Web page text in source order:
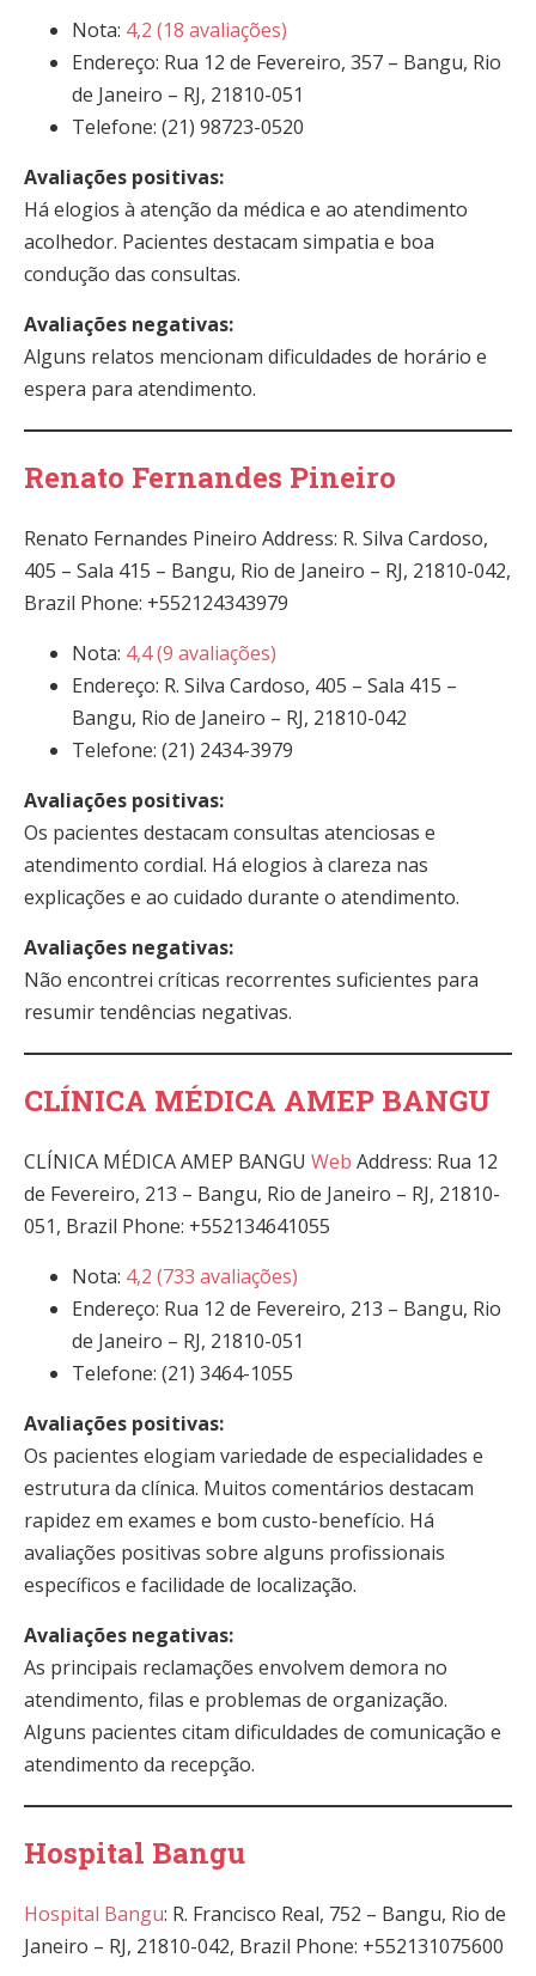
Nota: 4,2 (18 avaliações)
Endereço: Rua 12 de Fevereiro, 357 – Bangu, Rio
de Janeiro – RJ, 21810-051
Telefone: (21) 98723-0520
Avaliações positivas:
Há elogios à atenção da médica e ao atendimento
acolhedor. Pacientes destacam simpatia e boa
condução das consultas.
Avaliações negativas:
Alguns relatos mencionam dificuldades de horário e
espera para atendimento.
Renato Fernandes Pineiro
Renato Fernandes Pineiro Address: R. Silva Cardoso,
405 – Sala 415 – Bangu, Rio de Janeiro – RJ, 21810-042,
Brazil Phone: +552124343979
Nota: 4,4 (9 avaliações)
Endereço: R. Silva Cardoso, 405 – Sala 415 –
Bangu, Rio de Janeiro – RJ, 21810-042
Telefone: (21) 2434-3979
Avaliações positivas:
Os pacientes destacam consultas atenciosas e
atendimento cordial. Há elogios à clareza nas
explicações e ao cuidado durante o atendimento.
Avaliações negativas:
Não encontrei críticas recorrentes suficientes para
resumir tendências negativas.
CLÍNICA MÉDICA AMEP BANGU
CLÍNICA MÉDICA AMEP BANGU Web Address: Rua 12
de Fevereiro, 213 – Bangu, Rio de Janeiro – RJ, 21810-
051, Brazil Phone: +552134641055
Nota: 4,2 (733 avaliações)
Endereço: Rua 12 de Fevereiro, 213 – Bangu, Rio
de Janeiro – RJ, 21810-051
Telefone: (21) 3464-1055
Avaliações positivas:
Os pacientes elogiam variedade de especialidades e
estrutura da clínica. Muitos comentários destacam
rapidez em exames e bom custo-benefício. Há
avaliações positivas sobre alguns profissionais
específicos e facilidade de localização.
Avaliações negativas:
As principais reclamações envolvem demora no
atendimento, filas e problemas de organização.
Alguns pacientes citam dificuldades de comunicação e
atendimento da recepção.
Hospital Bangu
Hospital Bangu: R. Francisco Real, 752 – Bangu, Rio de
Janeiro – RJ, 21810-042, Brazil Phone: +552131075600